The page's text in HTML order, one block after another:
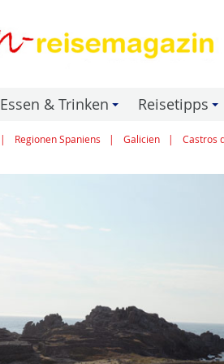
Essen & Trinken Reisetipps
Regionen Spaniens Galicien Castros